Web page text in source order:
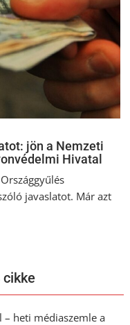
jön a Nemzeti
Hivatal
javaslatot. Már azt
heti médiaszemle a